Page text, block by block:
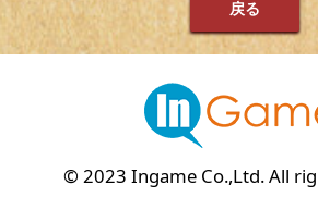
戻る
© 2023 Ingame Co.,Ltd. All